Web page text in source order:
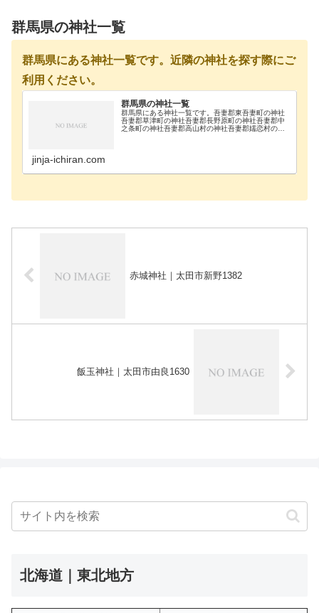
群馬県の神社一覧
群馬県にある神社一覧です。近隣の神社を探す際にご
利用ください。
群馬県の神社一覧
群馬県にある神社一覧です。吾妻郡東吾妻町の神社
吾妻郡草津町の神社吾妻郡長野原町の神社吾妻郡中
之条町の神社吾妻郡高山村の神社吾妻郡嬬恋村の神
jinja-ichiran.com
赤城神社｜太田市新野1382
飯玉神社｜太田市由良1630
北海道｜東北地方